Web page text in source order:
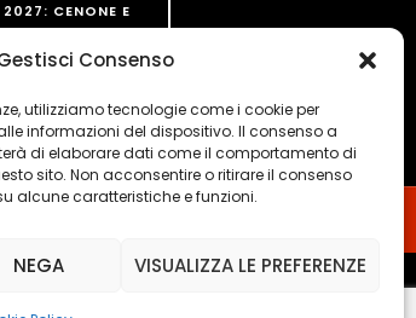
Consenso
utilizziamo tecnologie come i cookie per
informazioni del dispositivo. Il consenso a
di elaborare dati come il comportamento di
sito. Non acconsentire o ritirare il consenso
alcune caratteristiche e funzioni.
NEGA VISUALIZZA LE PREFERENZE
CENONE E